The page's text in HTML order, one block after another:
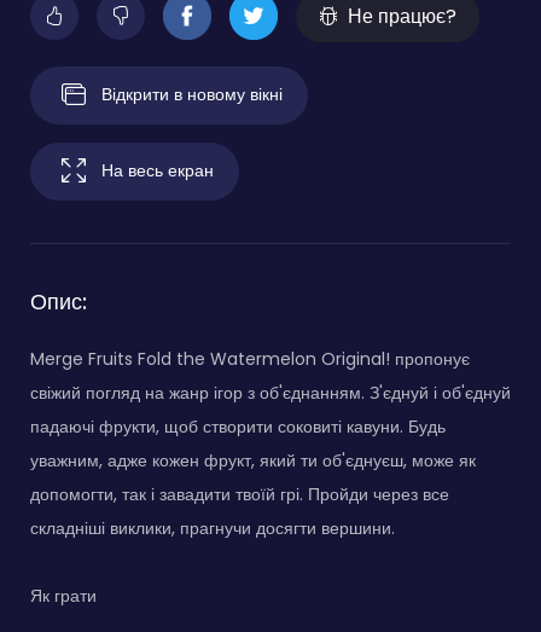
Не працює?
Відкрити в новому вікні
На весь екран
Опис:
Merge Fruits Fold the Watermelon Original! пропонує
свіжий погляд на жанр ігор з об'єднанням. З'єднуй і об'єднуй
падаючі фрукти, щоб створити соковиті кавуни. Будь
уважним, адже кожен фрукт, який ти об'єднуєш, може як
допомогти, так і завадити твоїй грі. Пройди через все
складніші виклики, прагнучи досягти вершини.
Як грати